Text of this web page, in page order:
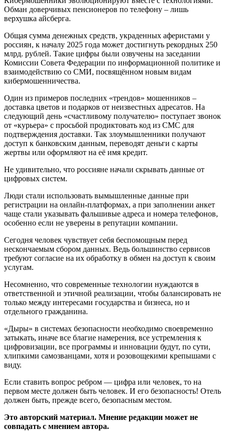
Обман доверчивых пенсионеров по телефону – лишь
верхушка айсберга.
Общая сумма денежных средств, украденных аферистами у
россиян, к началу 2025 года может достигнуть рекордных 250
млрд. рублей. Такие цифры были озвучены на заседании
Комиссии Совета Федерации по информационной политике и
взаимодействию со СМИ, посвящённом новым видам
кибермошенничества.
Один из примеров последних «трендов» мошенников –
доставка цветов и подарков от неизвестных адресатов. На
следующий день «счастливому получателю» поступает звонок
от «курьера» с просьбой продиктовать код из СМС для
подтверждения доставки. Так злоумышленники получают
доступ к банковским данным, переводят деньги с карты
жертвы или оформляют на её имя кредит.
Не удивительно, что россияне начали скрывать данные от
цифровых систем.
Люди стали использовать вымышленные данные при
регистрации на онлайн-платформах, а при заполнении анкет
чаще стали указывать фальшивые адреса и номера телефонов,
особенно если не уверены в репутации компании.
Сегодня человек чувствует себя беспомощным перед
нескончаемым сбором данных. Ведь большинство сервисов
требуют согласие на их обработку в обмен на доступ к своим
услугам.
Несомненно, что современные технологии нуждаются в
ответственной и этичной реализации, чтобы балансировать не
только между интересами государства и бизнеса, но и
отдельного гражданина.
«Дыры» в системах безопасности необходимо своевременно
затыкать, иначе все благие намерения, все устремления к
цифровизации, все программы и инновации будут, по сути,
хлипкими самозванцами, хотя и розовощекими крепышами с
виду.
Если ставить вопрос ребром — цифра или человек, то на
первом месте должен быть человек. И его безопасность! Отель
должен быть, прежде всего, безопасным местом.
Это авторский материал. Мнение редакции может не
совпадать с мнением автора.